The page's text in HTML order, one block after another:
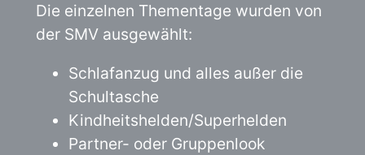
Die einzelnen Thementage wurden von
der SMV ausgewählt:
Schlafanzug und alles außer die
Schultasche
Kindheitshelden/Superhelden
Partner- oder Gruppenlook